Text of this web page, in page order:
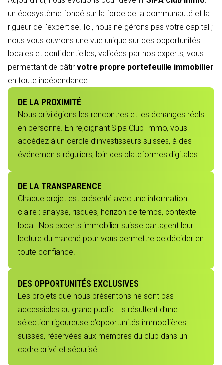
un écosystème fondé sur la force de la communauté et la
rigueur de l'expertise. Ici, nous ne gérons pas votre capital ;
nous vous ouvrons une vue unique sur des opportunités
locales et confidentielles, validées par nos experts, vous
permettant de bâtir votre propre portefeuille immobilier
en toute indépendance.
DE LA PROXIMITÉ
Nous privilégions les rencontres et les échanges réels
en personne. En rejoignant Sipa Club Immo, vous
accédez à un cercle d’investisseurs suisses, à des
événements réguliers, loin des plateformes digitales.
DE LA TRANSPARENCE
Chaque projet est présenté avec une information
claire : analyse, risques, horizon de temps, contexte
local. Nos experts immobilier suisse partagent leur
lecture du marché pour vous permettre de décider en
toute confiance.
DES OPPORTUNITÉS EXCLUSIVES
Les projets que nous présentons ne sont pas
accessibles au grand public. Ils résultent d’une
sélection rigoureuse d’opportunités immobilières
suisses, réservées aux membres du club dans un
cadre privé et sécurisé.